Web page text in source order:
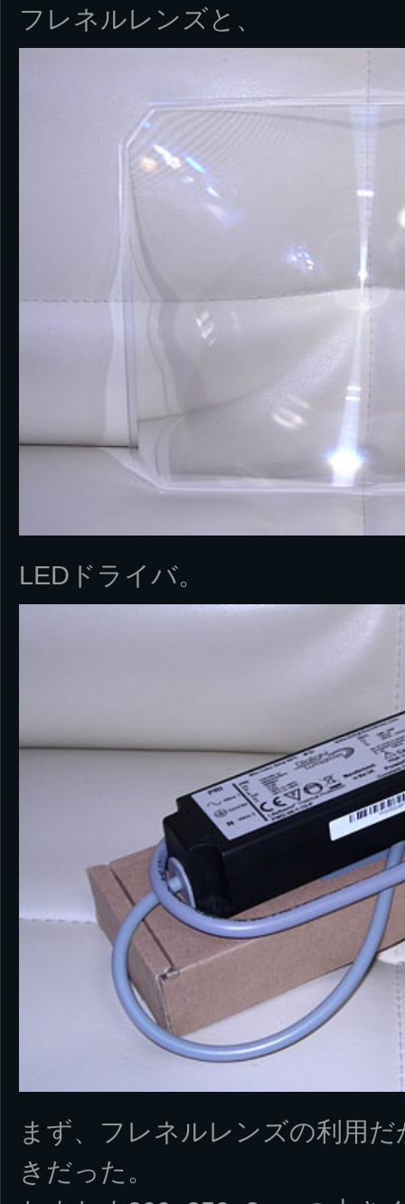
フレネルレンズと、
LEDドライバ。
まず、フレネルレンズの利用
きだった。